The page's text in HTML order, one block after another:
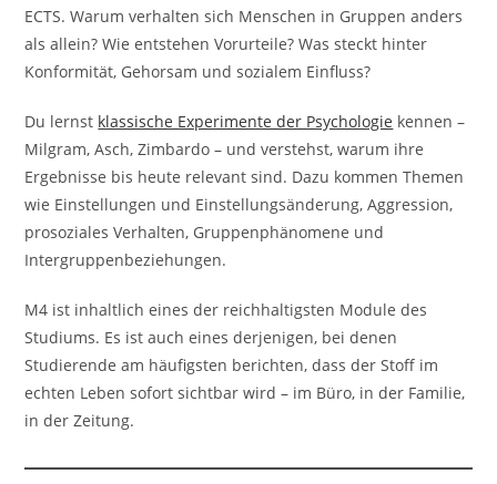
ECTS. Warum verhalten sich Menschen in Gruppen anders
als allein? Wie entstehen Vorurteile? Was steckt hinter
Konformität, Gehorsam und sozialem Einfluss?
Du lernst klassische Experimente der Psychologie kennen –
Milgram, Asch, Zimbardo – und verstehst, warum ihre
Ergebnisse bis heute relevant sind. Dazu kommen Themen
wie Einstellungen und Einstellungsänderung, Aggression,
prosoziales Verhalten, Gruppenphänomene und
Intergruppenbeziehungen.
M4 ist inhaltlich eines der reichhaltigsten Module des
Studiums. Es ist auch eines derjenigen, bei denen
Studierende am häufigsten berichten, dass der Stoff im
echten Leben sofort sichtbar wird – im Büro, in der Familie,
in der Zeitung.